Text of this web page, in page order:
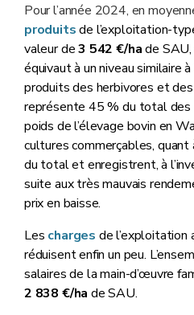
Pour l’année 2024, en
produitsde l’exploitation-
valeur de3 542 €/hade SAU,
équivaut à un niveau similaire
produits des herbivores et
représente 45 % du total
poids de l’élevage bovin en
cultures commerçables,
du total et enregistrent, à
suite aux très mauvais
prix en baisse.
Les charges de l’exploitation
réduisent enfin un peu.
salaires de la main-d’œuvre
2 838 €/hade SAU.